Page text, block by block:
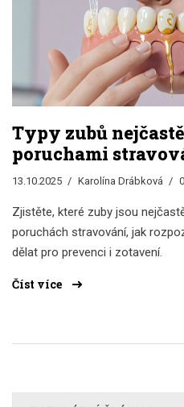
Typy zubů
poruchami
13.10.2025 Karolína Drábková
Zjistěte, které zuby jsou
poruchách stravování, jak
dělat pro prevenci i zotavení.
Číst více